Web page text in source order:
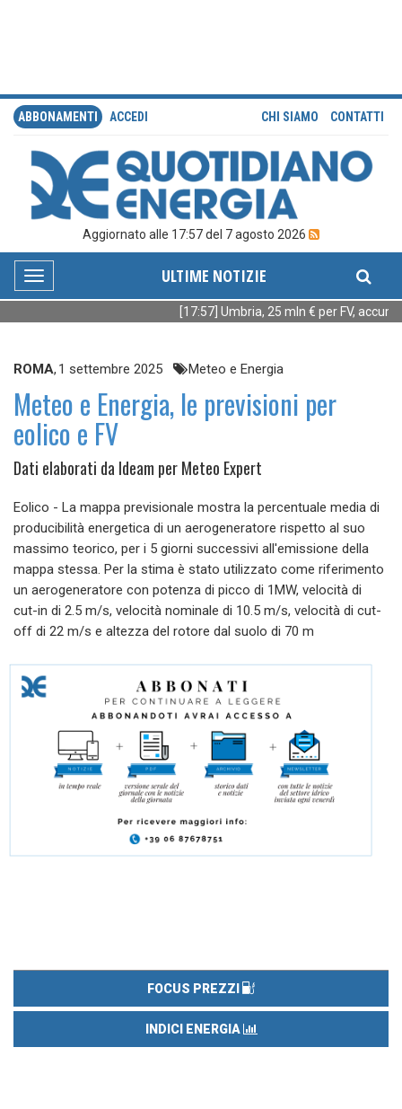
ABBONAMENTI ACCEDI CHI SIAMO CONTATTI
Aggiornato alle 17:57 del 7 agosto 2026
Toggle
navigation
ULTIME NOTIZIE
[17:57] Umbria, 25 mln € per FV,
ROMA, 1 settembre 2025 Meteo e Energia
Meteo e Energia, le previsioni per
eolico e FV
Dati elaborati da Ideam per Meteo Expert
Eolico - La mappa previsionale mostra la percentuale media di
producibilità energetica di un aerogeneratore rispetto al suo
massimo teorico, per i 5 giorni successivi all'emissione della
mappa stessa. Per la stima è stato utilizzato come riferimento
un aerogeneratore con potenza di picco di 1MW, velocità di
cut-in di 2.5 m/s, velocità nominale di 10.5 m/s, velocità di cut-
off di 22 m/s e altezza del rotore dal suolo di 70 m
FOCUS PREZZI
INDICI ENERGIA